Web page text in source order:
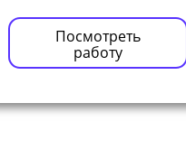
Посмотреть
работу